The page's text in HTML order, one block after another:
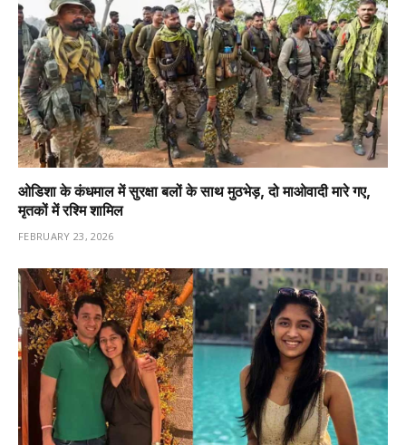
ओडिशा के कंधमाल में सुरक्षा बलों के साथ मुठभेड़, दो माओवादी मारे गए,
मृतकों में रश्मि शामिल
FEBRUARY 23, 2026